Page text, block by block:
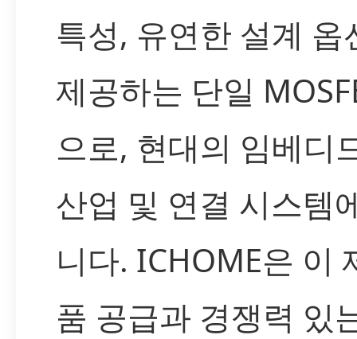
특성, 유연한 설계 옵
제공하는 단일
으로, 현대의 임베디
산업 및 연결 시스템
니다. ICHOME은 이
품 공급과 경쟁력 있